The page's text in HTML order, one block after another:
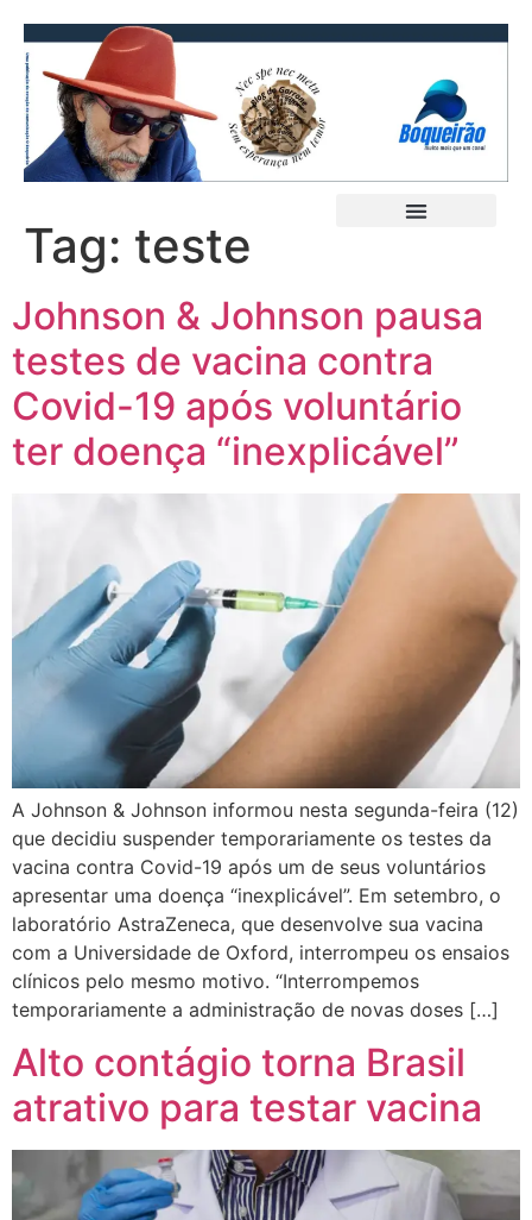
Tag: teste
Johnson & Johnson pausa
testes de vacina contra
Covid-19 após voluntário
ter doença “inexplicável”
A Johnson & Johnson informou nesta segunda-feira (12)
que decidiu suspender temporariamente os testes da
vacina contra Covid-19 após um de seus voluntários
apresentar uma doença “inexplicável”. Em setembro, o
laboratório AstraZeneca, que desenvolve sua vacina
com a Universidade de Oxford, interrompeu os ensaios
clínicos pelo mesmo motivo. “Interrompemos
temporariamente a administração de novas doses […]
Alto contágio torna Brasil
atrativo para testar vacina